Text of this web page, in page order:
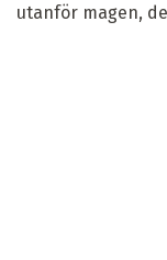
utanför magen,